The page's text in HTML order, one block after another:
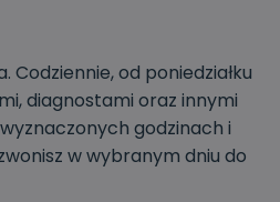
od poniedziałku
diagnostami oraz innymi
godzinach i
w wybranym dniu do